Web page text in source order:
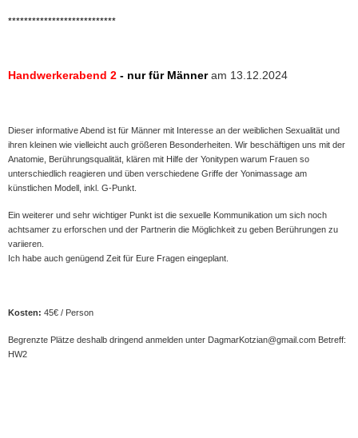
***************************
Handwerkerabend 2 - nur für Männeram 13.12.2024
Dieser informative Abend ist für Männer mit Interesse an der weiblichen Sexualität und
ihren kleinen wie vielleicht auch größeren Besonderheiten. Wir beschäftigen uns mit der
Anatomie, Berührungsqualität, klären mit Hilfe der Yonitypen warum Frauen so
unterschiedlich reagieren und üben verschiedene Griffe der Yonimassage am
künstlichen Modell, inkl. G-Punkt.
Ein weiterer und sehr wichtiger Punkt ist die sexuelle Kommunikation um sich noch
achtsamer zu erforschen und der Partnerin die Möglichkeit zu geben Berührungen zu
variieren.
Ich habe auch genügend Zeit für Eure Fragen eingeplant.
Kosten: 45€ / Person
Begrenzte Plätze deshalb dringend anmelden unter DagmarKotzian@gmail.com Betreff:
HW2